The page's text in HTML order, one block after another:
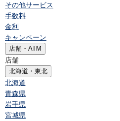
その他サービス
手数料
金利
キャンペーン
店舗・ATM
店舗
北海道・東北
北海道
青森県
岩手県
宮城県